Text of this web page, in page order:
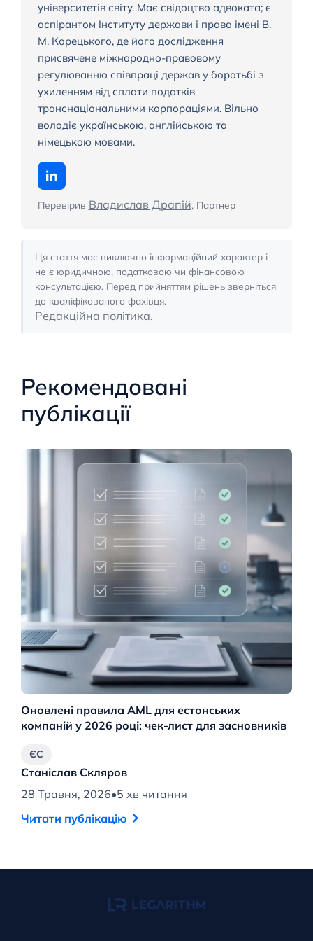
університетів світу. Має свідоцтво адвоката; є
аспірантом Інституту держави і права імені В.
М. Корецького, де його дослідження
присвячене міжнародно-правовому
регулюванню співпраці держав у боротьбі з
ухиленням від сплати податків
транснаціональними корпораціями. Вільно
володіє українською, англійською та
німецькою мовами.
Перевірив Владислав Драпій, Партнер
Ця стаття має виключно інформаційний характер і
не є юридичною, податковою чи фінансовою
консультацією. Перед прийняттям рішень зверніться
до кваліфікованого фахівця.
Редакційна політика.
Рекомендовані
публікації
Оновлені правила AML для естонських
компаній у 2026 році: чек-лист для засновників
Станіслав Скляров
28 Травня, 2026•5 хв читання
ЄС
Читати публікацію